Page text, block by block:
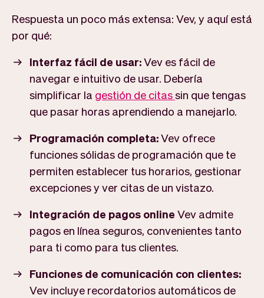
Respuesta un poco más extensa: Vev, y aquí está
por qué:
Interfaz fácil de usar:Vev es fácil de
navegar e intuitivo de usar. Debería
simplificar la gestión de citassin que tengas
que pasar horas aprendiendo a manejarlo.
Programación completa:Vev ofrece
funciones sólidas de programación que te
permiten establecer tus horarios, gestionar
excepciones y ver citas de un vistazo.
Integración de pagos online Vev admite
pagos en línea seguros, convenientes tanto
para ti como para tus clientes.
Funciones de comunicación con clientes:
Vev incluye recordatorios automáticos de